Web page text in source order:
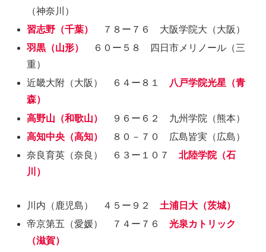
（神奈川）
習志野（千葉）
７８ー７６ 大阪学院大（大阪）
羽黒（山形）
６０ー５８ 四日市メリノール（三
重）
近畿大附（大阪） ６４ー８１ 八戸学院光星（青
森）
高野山（和歌山）
９６ー６２ 九州学院（熊本）
高知中央（高知）
８０－７０ 広島皆実（広島）
奈良育英（奈良） ６３ー１０７北陸学院（石
川）
川内（鹿児島） ４５ー９２ 土浦日大（茨城）
帝京第五（愛媛） ７４ー７６光泉カトリック
（滋賀）